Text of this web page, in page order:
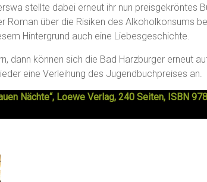
stellte dabei erneut ihr nun preisgekröntes
Roman über die Risiken des Alkoholkonsums
Hintergrund auch eine Liebesgeschichte.
dann können sich die Bad Harzburger erneut
eine Verleihung des Jugendbuchpreises an.
Nächte“, Loewe Verlag, 240 Seiten, ISBN